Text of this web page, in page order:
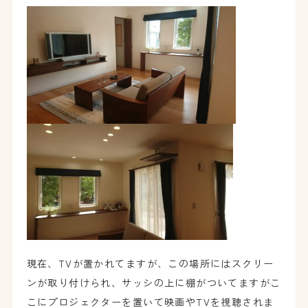
現在、TVが置かれてますが、この場所にはスクリー
ンが取り付けられ、サッシの上に棚がついてますがこ
こにプロジェクターを置いて映画やTVを視聴されま